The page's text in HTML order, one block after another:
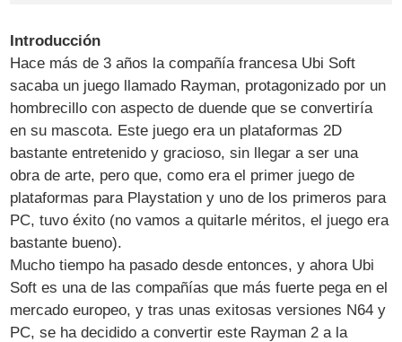
Introducción
Hace más de 3 años la compañía francesa Ubi Soft
sacaba un juego llamado Rayman, protagonizado por un
hombrecillo con aspecto de duende que se convertiría
en su mascota. Este juego era un plataformas 2D
bastante entretenido y gracioso, sin llegar a ser una
obra de arte, pero que, como era el primer juego de
plataformas para Playstation y uno de los primeros para
PC, tuvo éxito (no vamos a quitarle méritos, el juego era
bastante bueno).
Mucho tiempo ha pasado desde entonces, y ahora Ubi
Soft es una de las compañías que más fuerte pega en el
mercado europeo, y tras unas exitosas versiones N64 y
PC, se ha decidido a convertir este Rayman 2 a la